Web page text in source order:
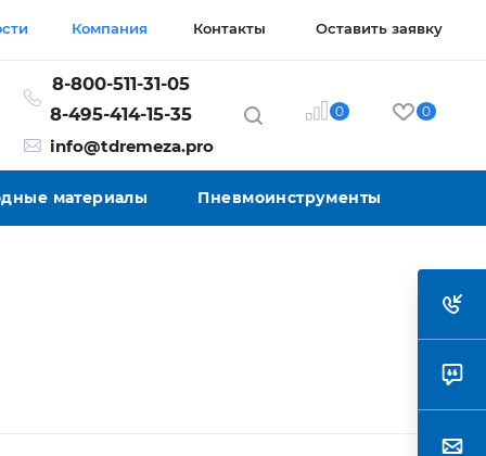
Компания Контакты Оставить заявку
8-800-511-31-05
8-495-414-15-35
info@tdremeza.pro
0 0
материалы Пневмоинструменты